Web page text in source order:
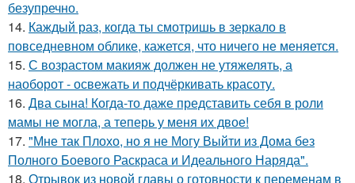
безупречно.
14. Каждый раз, когда ты смотришь в зеркало в
повседневном облике, кажется, что ничего не меняется.
15. С возрастом макияж должен не утяжелять, а
наоборот - освежать и подчёркивать красоту.
16. Два сына! Когда-то даже представить себя в роли
мамы не могла, а теперь у меня их двое!
17. "Мне так Плохо, но я не Могу Выйти из Дома без
Полного Боевого Раскраса и Идеального Наряда".
18. Отрывок из новой главы о готовности к переменам в